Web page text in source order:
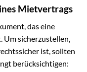
Mietvertrags
das eine
sicherzustellen,
ist, sollten
berücksichtigen: